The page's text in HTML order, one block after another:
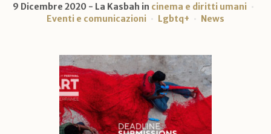
9 Dicembre 2020 La Kasbah in cinema e diritti umani
Eventi e comunicazioni
Lgbtq+ News